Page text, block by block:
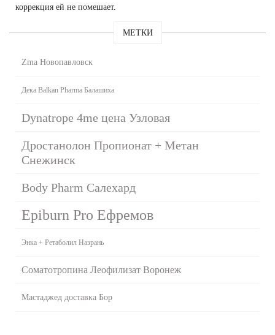
коррекция ей не помешает.
МЕТКИ
Zma Новопавловск
Дека Balkan Pharma Балашиха
Dynatrope 4me цена Узловая
Дростанолон Пропионат + Метан
Снежинск
Body Pharm Салехард
Epiburn Pro Ефремов
Энка + Ретаболил Назрань
Соматотропина Леофилизат Воронеж
Мастаджед доставка Бор